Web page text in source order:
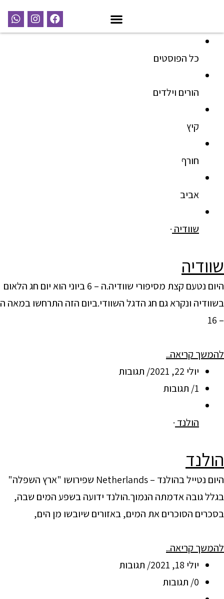
כל הפוסטים
הורים וילדים
קיץ
חורף
אביב
שוודיה ·
שוודיה
היום נטעם קצת מסיפורי שוודיה.ה – 6 ביוני הוא יום חג הלאום
בשוודיה ונקרא גם חג הדגל השוודי.ביום הזה התרחשו במאה ה
– 16
להמשך קריאה..
יולי 22, 2021/ תגובות
1/ תגובות
הולנד ·
הולנד
היום נטייל בהולנד – Netherlands שפירושו "ארץ השפלה"
בגלל גובה אדמתה הנמוך.הולנד ידועה בשפע המים שבה,
בסכרים הסוכרים את המים, באזורים שיובשו מן הים,
להמשך קריאה..
יולי 18, 2021/ תגובות
0/ תגובות